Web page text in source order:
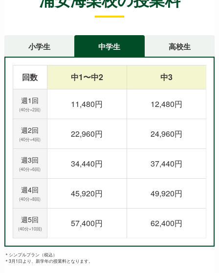
小学生 中学生 高校生
回数 中1〜中2 中3
週1回
(40分×2回)
11,480円 12,480円
週2回
(40分×4回)
22,960円 24,960円
週3回
(40分×6回)
34,440円 37,440円
週4回
(40分×8回)
45,920円 49,920円
週5回
(40分×10回)
57,400円 62,400円
＊シンプルプラン（税込）
＊3月1日より、新学年の授業料となります。